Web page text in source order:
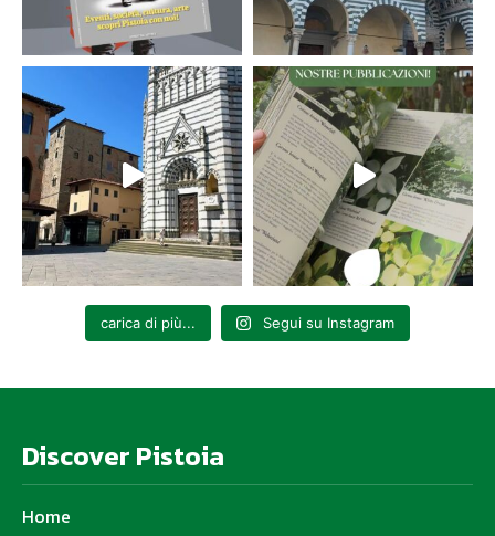
carica di più... Segui su Instagram
Discover Pistoia
Home